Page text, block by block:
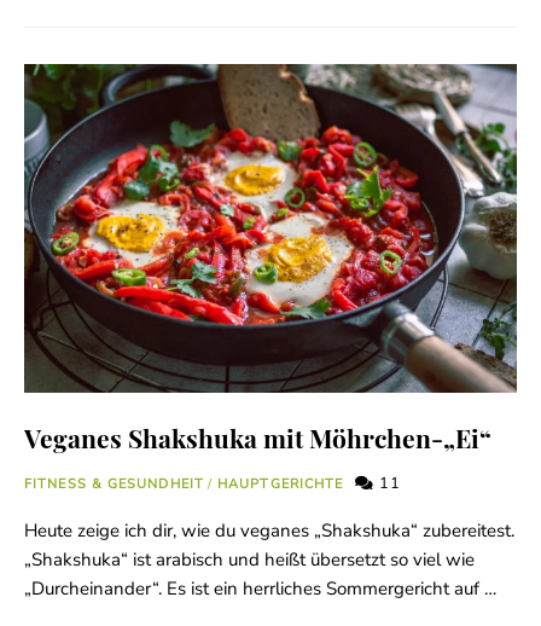
Veganes Shakshuka mit Möhrchen-„Ei“
FITNESS & GESUNDHEIT / HAUPTGERICHTE 11
Heute zeige ich dir, wie du veganes „Shakshuka“ zubereitest.
„Shakshuka“ ist arabisch und heißt übersetzt so viel wie
„Durcheinander“. Es ist ein herrliches Sommergericht auf …